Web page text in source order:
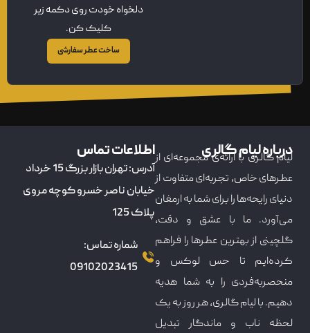
دلخواه خودت روی دکمه زیر
کلیک کن.
ساخت عطر سفارشی
درباره لیام گالری
لیام گالری با ارائه‌ی مجموعه‌ای از
عطرهای خاص، تجربه‌ای متفاوت از
دنیای رایحه‌ها را برای شما به ارمغان
می‌آورد. ما با عشق و دقت،
گلچینی از بهترین عطرها را فراهم
کرده‌ایم تا حس لوکس و
منحصربه‌فردی را به شما هدیه
دهیم. با لیام گالری، هر روز به یک
لحظه ناب و ماندگار تبدیل
اطلاعات تماس
آدرس: تهران بازار بزرگ 15 خرداد
خیابان ناصر خسرو کوچه مروی
پلاک 125
شماره تماس:
09102023415